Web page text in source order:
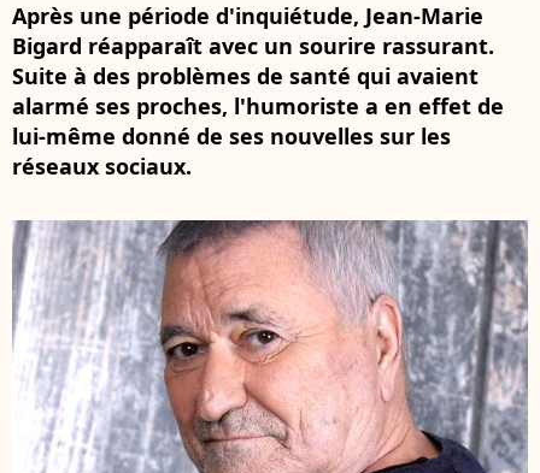
Après une période d'inquiétude, Jean-Marie
Bigard réapparaît avec un sourire rassurant.
Suite à des problèmes de santé qui avaient
alarmé ses proches, l'humoriste a en effet de
lui-même donné de ses nouvelles sur les
réseaux sociaux.